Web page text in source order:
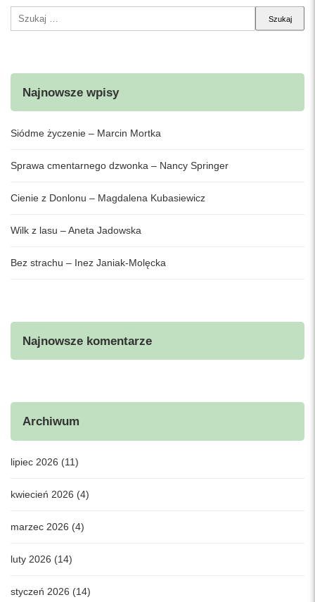
Najnowsze wpisy
Siódme życzenie – Marcin Mortka
Sprawa cmentarnego dzwonka – Nancy Springer
Cienie z Donlonu – Magdalena Kubasiewicz
Wilk z lasu – Aneta Jadowska
Bez strachu – Inez Janiak-Molęcka
Najnowsze komentarze
Archiwum
lipiec 2026 (11)
kwiecień 2026 (4)
marzec 2026 (4)
luty 2026 (14)
styczeń 2026 (14)